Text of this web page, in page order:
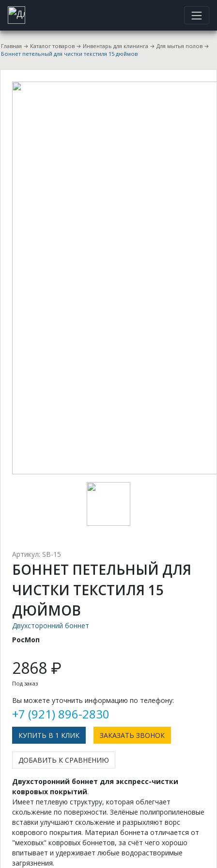
Главная → Каталог товаров → Инвентарь для клининга → Для мытья полов →
Боннет петельный для чистки текстиля 15 дюймов
Артикул: SB-15
БОННЕТ ПЕТЕЛЬНЫЙ ДЛЯ
ЧИСТКИ ТЕКСТИЛЯ 15
ДЮЙМОВ
Двухсторонний боннет
РосМоп
2868 ₽
Под заказ
Вы можете уточнить информацию по телефону:
+7 (921) 896-2830
КУПИТЬ В 1 КЛИК ЗАКАЗАТЬ ЗВОНОК
ДОБАВИТЬ К СРАВНЕНИЮ
Двухсторонний боннет для экспресс-чистки
ковровых покрытий.
Имеет петлевую структуру, которая облегчает
скольжение по поверхности. Зелёные полипропиленовые
вставки улучшают скольжение и разрыхляют ворс
коврового покрытия. Материал боннета отличается от
"меховых" ковровых боннетов, за счёт чего хорошо
впитывает и удерживает любые водорастворимые
загрязнения.